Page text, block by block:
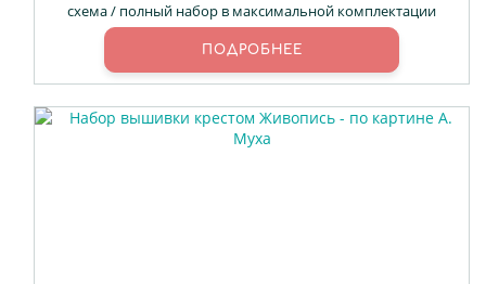
схема / полный набор в максимальной комплектации
ПОДРОБНЕЕ